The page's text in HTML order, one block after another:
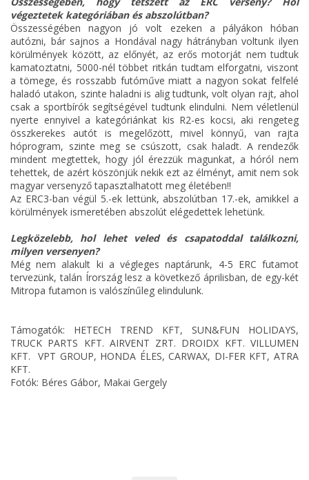
végeztetek kategóriában és abszolútban?
Összességében nagyon jó volt ezeken a pályákon hóban
autózni, bár sajnos a Hondával nagy hátrányban voltunk ilyen
körülmények között, az előnyét, az erős motorját nem tudtuk
kamatoztatni, 5000-nél többet ritkán tudtam elforgatni, viszont
a tömege, és rosszabb futóműve miatt a nagyon sokat felfelé
haladó utakon, szinte haladni is alig tudtunk, volt olyan rajt, ahol
csak a sportbírók segítségével tudtunk elindulni. Nem véletlenül
nyerte ennyivel a kategóriánkat kis R2-es kocsi, aki rengeteg
összkerekes autót is megelőzött, mivel könnyű, van rajta
hóprogram, szinte meg se csúszott, csak haladt. A rendezők
mindent megtettek, hogy jól érezzük magunkat, a hóról nem
tehettek, de azért köszönjük nekik ezt az élményt, amit nem sok
magyar versenyző tapasztalhatott meg életében!!
Az ERC3-ban végül 5.-ek lettünk, abszolútban 17.-ek, amikkel a
körülmények ismeretében abszolút elégedettek lehetünk.
Legközelebb, hol lehet veled és csapatoddal találkozni,
milyen versenyen?
Még nem alakult ki a végleges naptárunk, 4-5 ERC futamot
tervezünk, talán Írország lesz a következő áprilisban, de egy-két
Mitropa futamon is valószínűleg elindulunk.
Támogatók: HETECH TREND KFT, SUN&FUN HOLIDAYS,
TRUCK PARTS KFT. AIRVENT ZRT. DROIDX KFT. VILLUMEN
KFT. VPT GROUP, HONDA ÉLES, CARWAX, DI-FER KFT, ATRA
KFT.
Fotók: Béres Gábor, Makai Gergely